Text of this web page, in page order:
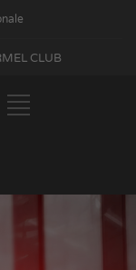
CLUB